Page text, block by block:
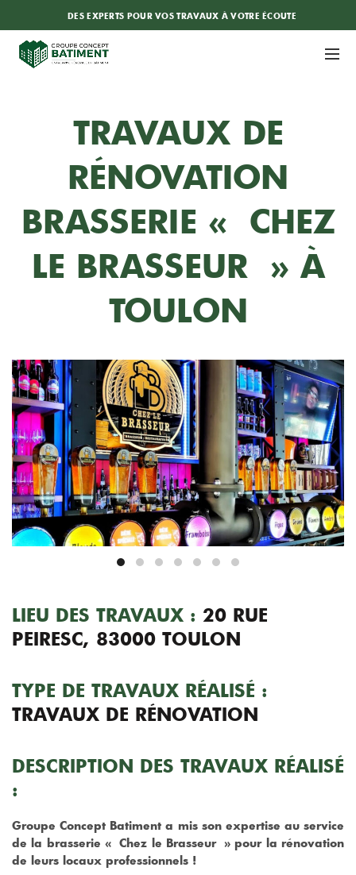
DES EXPERTS POUR VOS TRAVAUX À VOTRE ÉCOUTE
TRAVAUX DE
RÉNOVATION
BRASSERIE « CHEZ
LE BRASSEUR » À
TOULON
LIEU DES TRAVAUX : 20 RUE
PEIRESC, 83000 TOULON
TYPE DE TRAVAUX RÉALISÉ :
TRAVAUX DE RÉNOVATION
DESCRIPTION DES TRAVAUX RÉALISÉ
:
Groupe Concept Batiment a mis son expertise au service
de la brasserie « Chez le Brasseur » pour la rénovation
de leurs locaux professionnels !